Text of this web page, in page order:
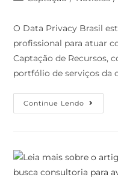
O Data Privacy Brasil
profissional para atuar
Captação de Recursos,
portfólio de serviços da
Continue Lendo